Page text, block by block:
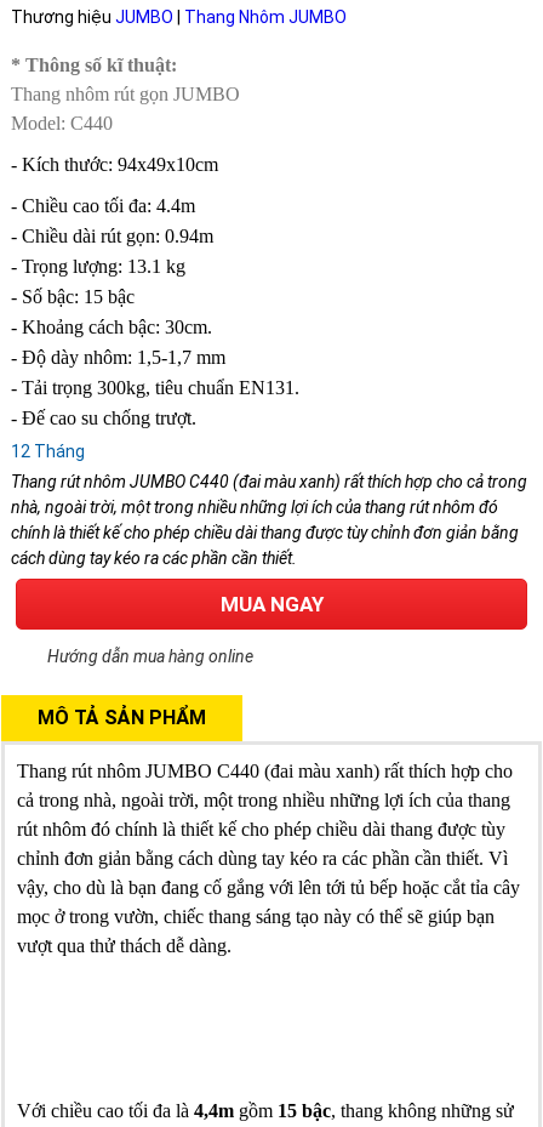
Thương hiệu JUMBO Thang Nhôm JUMBO
* Thông số kĩ thuật:
Thang nhôm rút gọn JUMBO
Model: C440
- Kích thước: 94x49x10cm
- Chiều cao tối đa: 4.4m
- Chiều dài rút gọn: 0.94m
- Trọng lượng: 13.1 kg
- Số bậc: 15 bậc
- Khoảng cách bậc: 30cm.
- Độ dày nhôm: 1,5-1,7 mm
- Tải trọng 300kg, tiêu chuẩn EN131.
- Đế cao su chống trượt.
12 Tháng
Thang rút nhôm JUMBO C440 (đai màu xanh) rất thích hợp cho cả trong
nhà, ngoài trời, một trong nhiều những lợi ích của thang rút nhôm đó
chính là thiết kế cho phép chiều dài thang được tùy chỉnh đơn giản bằng
cách dùng tay kéo ra các phần cần thiết.
MUA NGAY
Hướng dẫn mua hàng online
MÔ TẢ SẢN PHẨM
Thang rút nhôm JUMBO C440 (đai màu xanh) rất thích hợp cho
cả trong nhà, ngoài trời, một trong nhiều những lợi ích của thang
rút nhôm đó chính là thiết kế cho phép chiều dài thang được tùy
chỉnh đơn giản bằng cách dùng tay kéo ra các phần cần thiết. Vì
vậy, cho dù là bạn đang cố gắng với lên tới tủ bếp hoặc cắt tỉa cây
mọc ở trong vườn, chiếc thang sáng tạo này có thể sẽ giúp bạn
vượt qua thử thách dễ dàng.
Với chiều cao tối đa là 4,4m gồm 15 bậc, thang không những sử